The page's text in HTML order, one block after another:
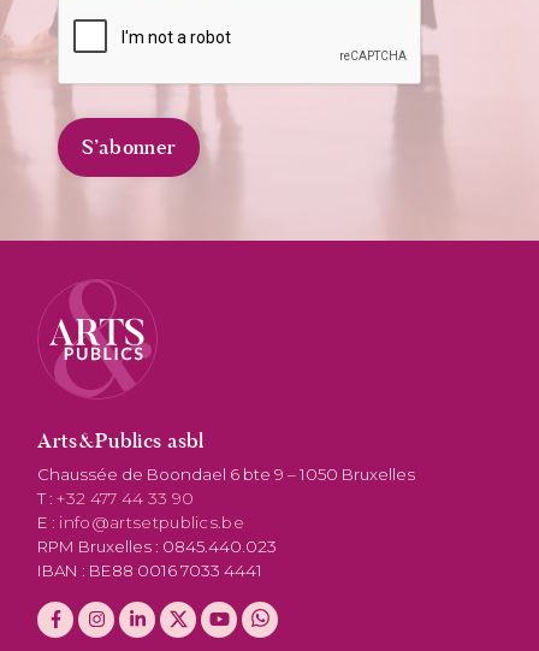
Arts&Publics asbl
Chaussée de Boondael 6 bte 9 – 1050 Bruxelles
T :+32 477 44 33 90
E : info@artsetpublics.be
RPM Bruxelles : 0845.440.023
IBAN : BE88 0016 7033 4441